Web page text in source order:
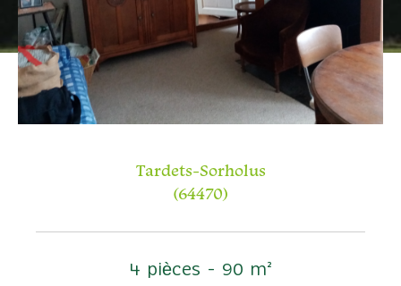
Tardets-Sorholus
(64470)
4 pièces - 90 m²
Budget
Surface
Surface
Pièces
AFFINER LES CRITÈRES